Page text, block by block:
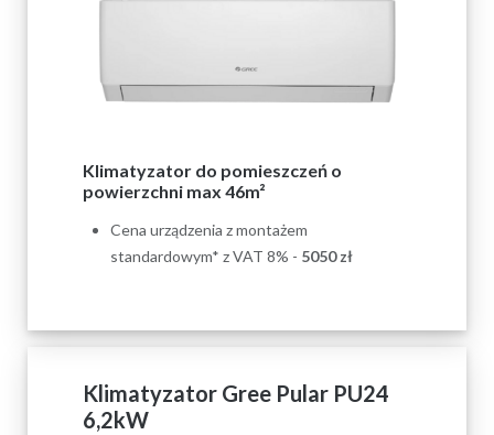
Klimatyzator do pomieszczeń o
powierzchni max 46m²
Cena urządzenia z montażem
standardowym* z VAT 8% - 5050zł
Klimatyzator Gree Pular PU24
6,2kW